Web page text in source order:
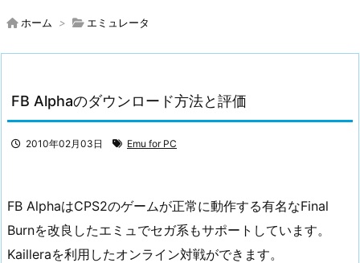
ホーム > エミュレータ
FB Alphaのダウンロード方法と評価
2010年02月03日 Emu for PC
FB AlphaはCPS2のゲームが正常に動作する有名なFinal
Burnを改良したエミュでセガ系もサポートしています。
Kailleraを利用したオンライン対戦ができます。